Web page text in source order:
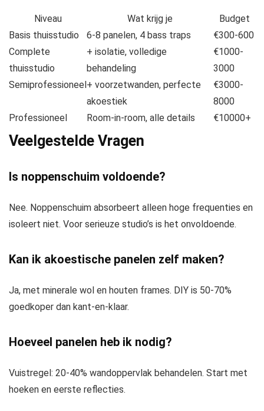
Niveau Wat krijg je
Budget
Basis thuisstudio
6-8 panelen, 4 bass traps
€300-600
Complete
thuisstudio
+ isolatie, volledige
behandeling
€1000-
3000
Semiprofessioneel+ voorzetwanden, perfecte
akoestiek
€3000-
8000
Professioneel
Room-in-room, alle details €10000+
Veelgestelde Vragen
Is noppenschuim voldoende?
Nee. Noppenschuim absorbeert alleen hoge frequenties en
isoleert niet. Voor serieuze studio’s is het onvoldoende.
Kan ik akoestische panelen zelf maken?
Ja, met minerale wol en houten frames. DIY is 50-70%
goedkoper dan kant-en-klaar.
Hoeveel panelen heb ik nodig?
Vuistregel: 20-40% wandoppervlak behandelen. Start met
hoeken en eerste reflecties.